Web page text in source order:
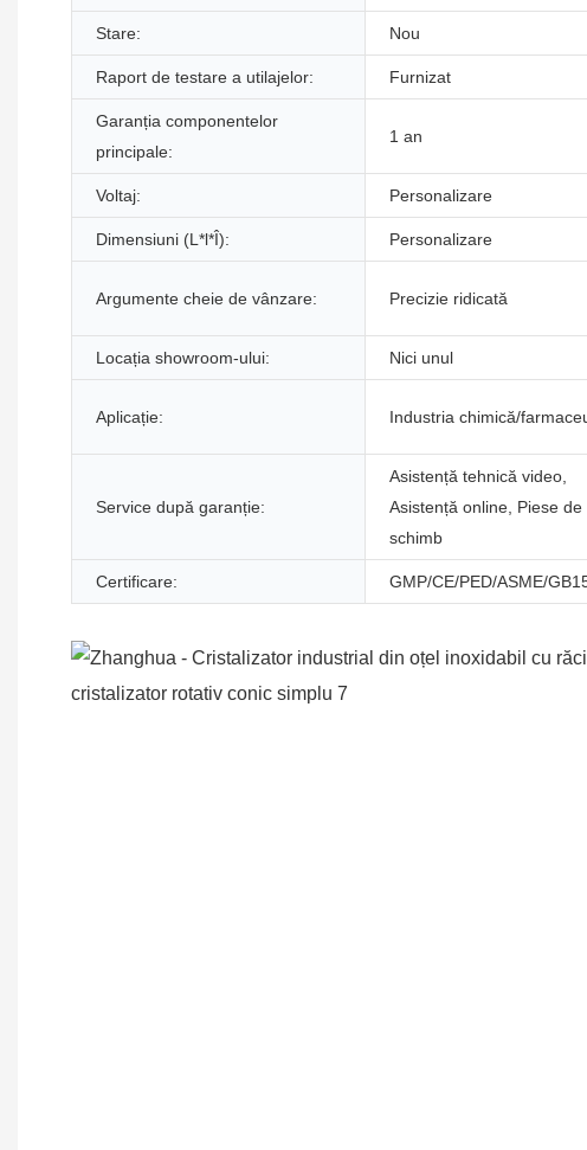
Stare: Nou
Raport de testare a utilajelor: Furnizat
Garanția componentelor
principale:
1 an
Voltaj: Personalizare
Dimensiuni (L*l*Î): Personalizare
Argumente cheie de vânzare: Precizie ridicată
Locația showroom-ului: Nici unul
Aplicație: Industria chimică/
Service după garanție:
Asistență tehnică video,
Asistență online, Piese de
schimb
Certificare: GMP/CE/PED/ASME/